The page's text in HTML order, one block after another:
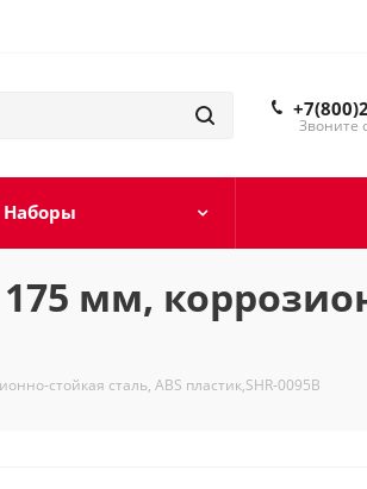
Звоните
Наборы
мм,
стойкая сталь, ABS пластик,SHR-0095B